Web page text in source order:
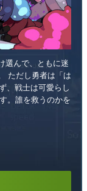
選んで、ともに迷
ただし勇者は「は
、戦士は可愛らし
。誰を救うのかを